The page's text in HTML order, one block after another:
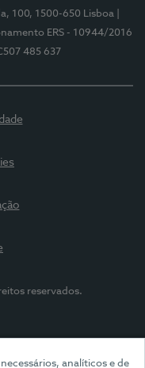
analíticos e de
100, 1500-650 Lisboa
ERS - 10944/2016
485 637
reservados.